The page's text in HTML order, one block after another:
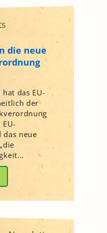
die neue
das EU-
der
neue